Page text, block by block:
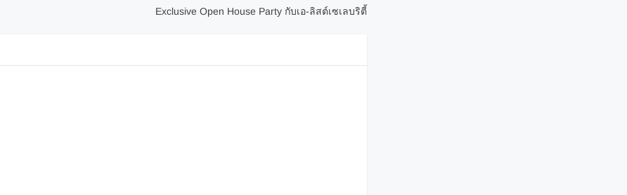
Exclusive Open House Party กับเอ-ลิสต์เซเลบริตี้